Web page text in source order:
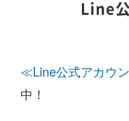
Line
≪Line公式アカウ
中！